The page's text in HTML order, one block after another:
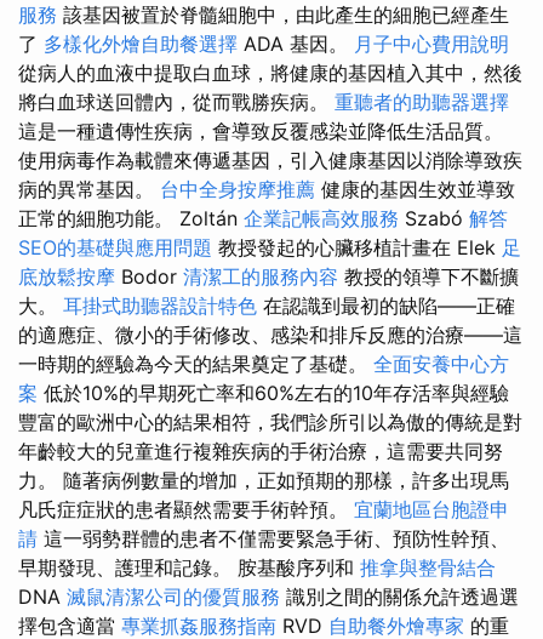
服務 該基因被置於脊髓細胞中，由此產生的細胞已經產生
了 多樣化外燴自助餐選擇 ADA 基因。
月子中心費用說明
從病人的血液中提取白血球，將健康的基因植入其中，然後
將白血球送回體內，從而戰勝疾病。 重聽者的助聽器選擇
這是一種遺傳性疾病，會導致反覆感染並降低生活品質。
使用病毒作為載體來傳遞基因，引入健康基因以消除導致疾
病的異常基因。 台中全身按摩推薦 健康的基因生效並導致
正常的細胞功能。 Zoltán 企業記帳高效服務 Szabó 解答
SEO的基礎與應用問題 教授發起的心臟移植計畫在 Elek 足
底放鬆按摩 Bodor 清潔工的服務內容 教授的領導下不斷擴
大。 耳掛式助聽器設計特色 在認識到最初的缺陷——正確
的適應症、微小的手術修改、感染和排斥反應的治療——這
一時期的經驗為今天的結果奠定了基礎。 全面安養中心方
案 低於10%的早期死亡率和60%左右的10年存活率與經驗
豐富的歐洲中心的結果相符，我們診所引以為傲的傳統是對
年齡較大的兒童進行複雜疾病的手術治療，這需要共同努
力。 隨著病例數量的增加，正如預期的那樣，許多出現馬
凡氏症症狀的患者顯然需要手術幹預。 宜蘭地區台胞證申
請 這一弱勢群體的患者不僅需要緊急手術、預防性幹預、
早期發現、護理和記錄。 胺基酸序列和 推拿與整骨結合
DNA 滅鼠清潔公司的優質服務 識別之間的關係允許透過選
擇包含適當 專業抓姦服務指南 RVD 自助餐外燴專家 的重